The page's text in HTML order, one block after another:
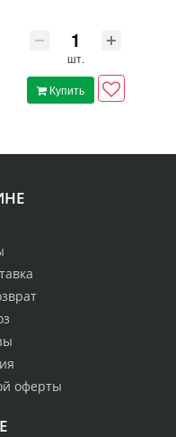
шт.
Купить
оферты